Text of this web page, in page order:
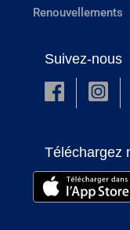
Renouvellements
Suivez-nous
Téléchargez